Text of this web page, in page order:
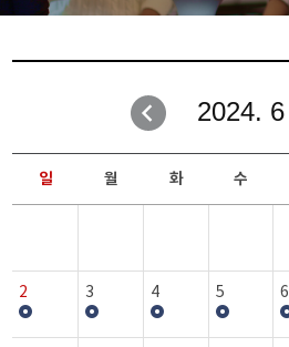
2024. 6
일 월 화 수
2 3 4 5 6